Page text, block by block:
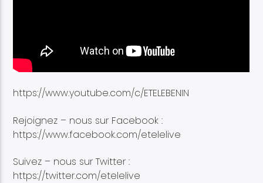
https://www.youtube.com/c/ETELEBENIN
Rejoignez – nous sur Facebook :
https://www.facebook.com/etelelive
Suivez – nous sur Twitter :
https://twitter.com/etelelive